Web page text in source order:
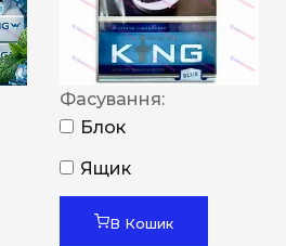
Фасування:
Блок
Ящик
В Кошик